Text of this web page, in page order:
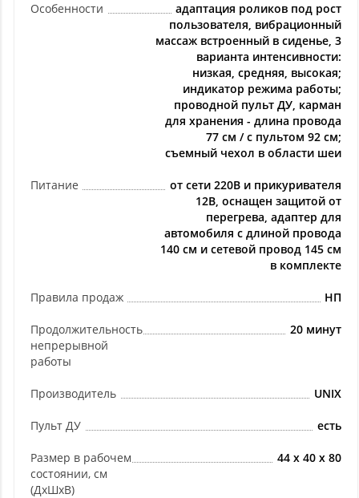
Особенности
адаптация роликов под рост
пользователя, вибрационный
массаж встроенный в сиденье, 3
варианта интенсивности:
низкая, средняя, высокая;
индикатор режима работы;
проводной пульт ДУ, карман
для хранения - длина провода
77 см / с пультом 92 см;
съемный чехол в области шеи
Питание
от сети 220В и прикуривателя
12В, оснащен защитой от
перегрева, адаптер для
автомобиля с длиной провода
140 см и сетевой провод 145 см
в комплекте
Правила продаж НП
Продолжительность
непрерывной
работы
20 минут
Производитель UNIX
Пульт ДУ есть
Размер в рабочем
состоянии, см
(ДхШхВ)
44 х 40 х 80